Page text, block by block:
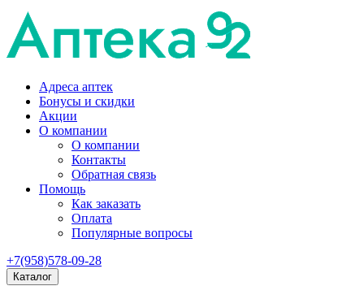
Адреса аптек
Бонусы и скидки
Акции
О компании
О компании
Контакты
Обратная связь
Помощь
Как заказать
Оплата
Популярные вопросы
+7(958)578-09-28
Каталог